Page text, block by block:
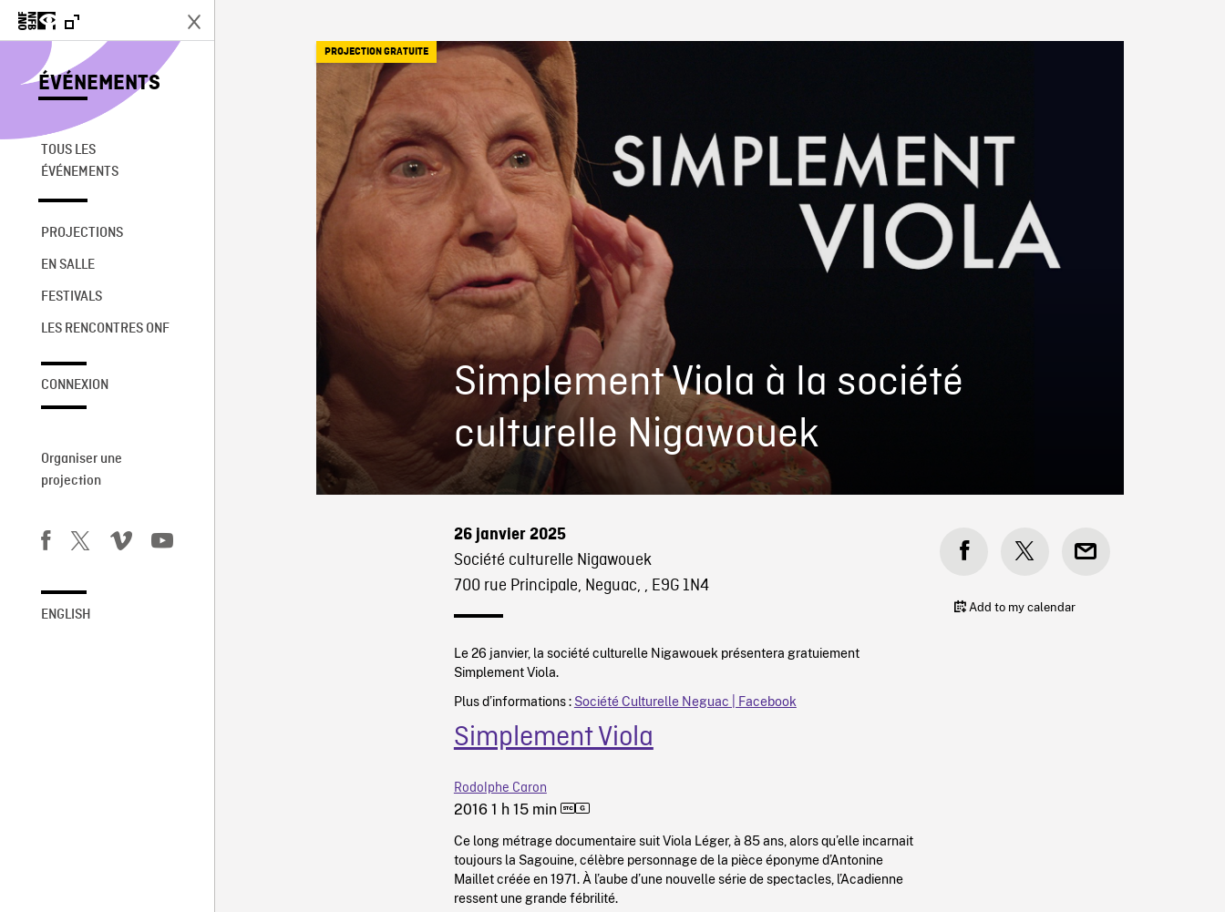
ÉVÉNEMENTS
TOUS LES
ÉVÉNEMENTS
PROJECTIONS
EN SALLE
FESTIVALS
LES RENCONTRES ONF
CONNEXION
Organiser une
projection
ENGLISH
Simplement Viola à la société
culturelle Nigawouek
PROJECTION GRATUITE
26 janvier 2025
Société culturelle Nigawouek
700 rue Principale, Neguac, , E9G 1N4
Le 26 janvier, la société culturelle Nigawouek présentera gratuiement
Simplement Viola.
Plus d’informations : Société Culturelle Neguac | Facebook
Simplement Viola
Rodolphe Caron
2016 1 h 15 min
Ce long métrage documentaire suit Viola Léger, à 85 ans, alors qu’elle incarnait
toujours la Sagouine, célèbre personnage de la pièce éponyme d’Antonine
Maillet créée en 1971. À l’aube d’une nouvelle série de spectacles, l’Acadienne
ressent une grande fébrilité.
Add to my calendar